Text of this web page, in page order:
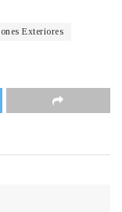
Exteriores